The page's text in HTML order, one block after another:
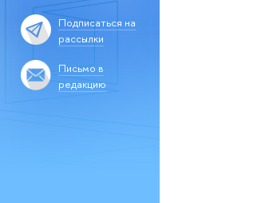
Подписаться на
рассылки
Письмо в
редакцию